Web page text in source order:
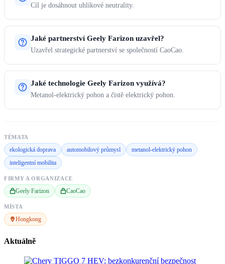
Cíl je dosáhnout uhlíkové neutrality.
Jaké partnerství Geely Farizon uzavřel?
Uzavřel strategické partnerství se společností CaoCao.
Jaké technologie Geely Farizon využívá?
Metanol-elektrický pohon a čistě elektrický pohon.
TÉMATA
ekologická doprava automobilový průmysl
metanol-elektrický pohon
inteligentní mobilita
FIRMY A ORGANIZACE
Geely Farizon CaoCao
MÍSTA
Hongkong
Aktuálně